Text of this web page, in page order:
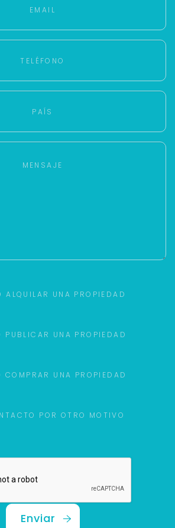
ALQUILAR UNA PROPIEDAD
PUBLICAR UNA PROPIEDAD
COMPRAR UNA PROPIEDAD
POR OTRO MOTIVO
Enviar
datos podemos responderte mejor y